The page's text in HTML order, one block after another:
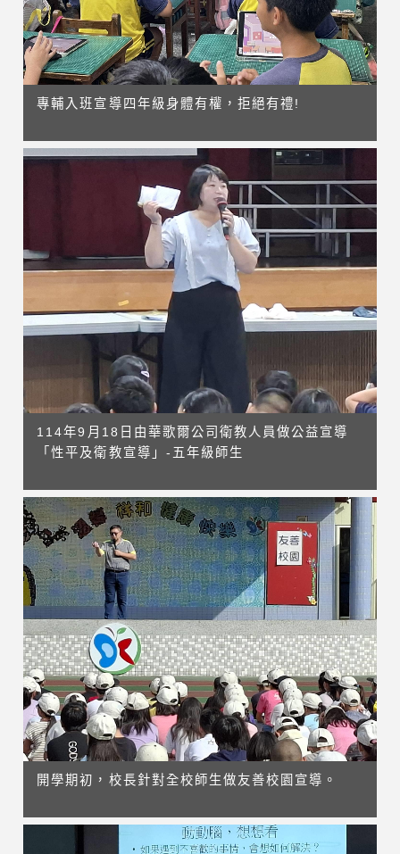
專輔入班宣導四年級身體有權，拒絕有禮!
114年9月18日由華歌爾公司衛教人員做公益宣導
「性平及衛教宣導」-五年級師生
開學期初，校長針對全校師生做友善校園宣導。